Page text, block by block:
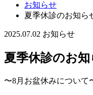
お知らせ
夏季休診のお知ら
2025.07.02 お知らせ
夏季休診のお知
〜8月お盆休みについて